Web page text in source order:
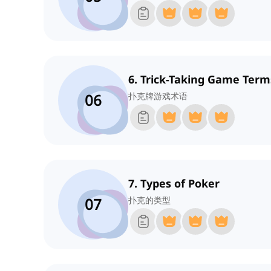
06
6. Trick-Taking Game
扑克牌游戏术语
07
7. Types of Poker
扑克的类型